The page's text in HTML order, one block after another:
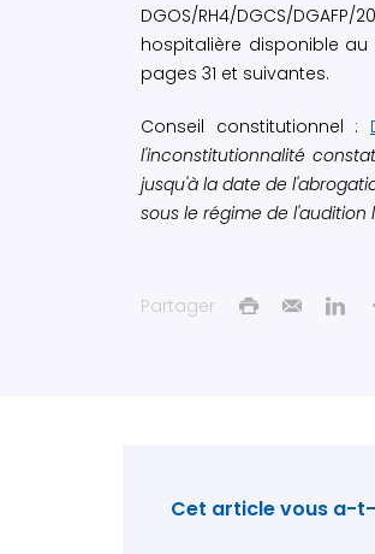
DGOS/RH4/DGCS/
hospitalière disponible au
pages 31 et suivantes.
Conseil constitutionnel :
l'inconstitutionnalité
jusqu'à la date de
sous le régime de
Partager
Cet article vous a-